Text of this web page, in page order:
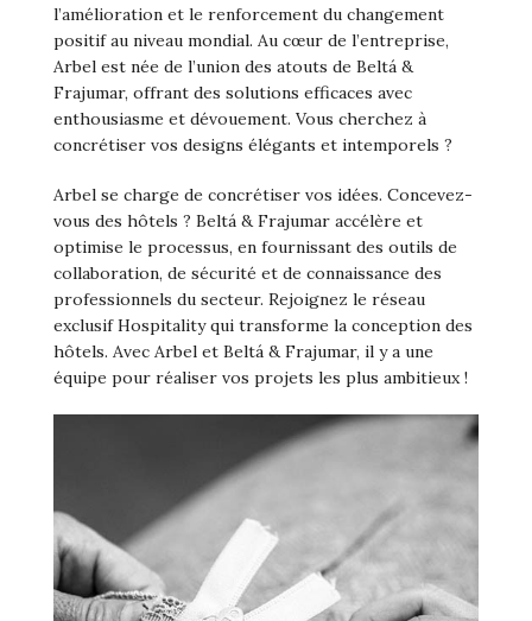
l’amélioration et le renforcement du changement
positif au niveau mondial. Au cœur de l’entreprise,
Arbel est née de l’union des atouts de Beltá &
Frajumar, offrant des solutions efficaces avec
enthousiasme et dévouement. Vous cherchez à
concrétiser vos designs élégants et intemporels ?
Arbel se charge de concrétiser vos idées. Concevez-
vous des hôtels ? Beltá & Frajumar accélère et
optimise le processus, en fournissant des outils de
collaboration, de sécurité et de connaissance des
professionnels du secteur. Rejoignez le réseau
exclusif Hospitality qui transforme la conception des
hôtels. Avec Arbel et Beltá & Frajumar, il y a une
équipe pour réaliser vos projets les plus ambitieux !